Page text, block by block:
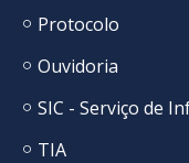
Protocolo
Ouvidoria
SIC - Serviço de
TIA